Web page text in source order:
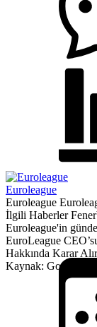
Euroleague
Euroleague
İlgili Haberler
Euroleague'in
EuroLeague
Hakkında Karar
Kaynak: Google